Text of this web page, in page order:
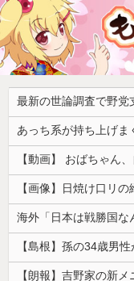
【動画】 おばちゃん
【朗報】吉野家の新